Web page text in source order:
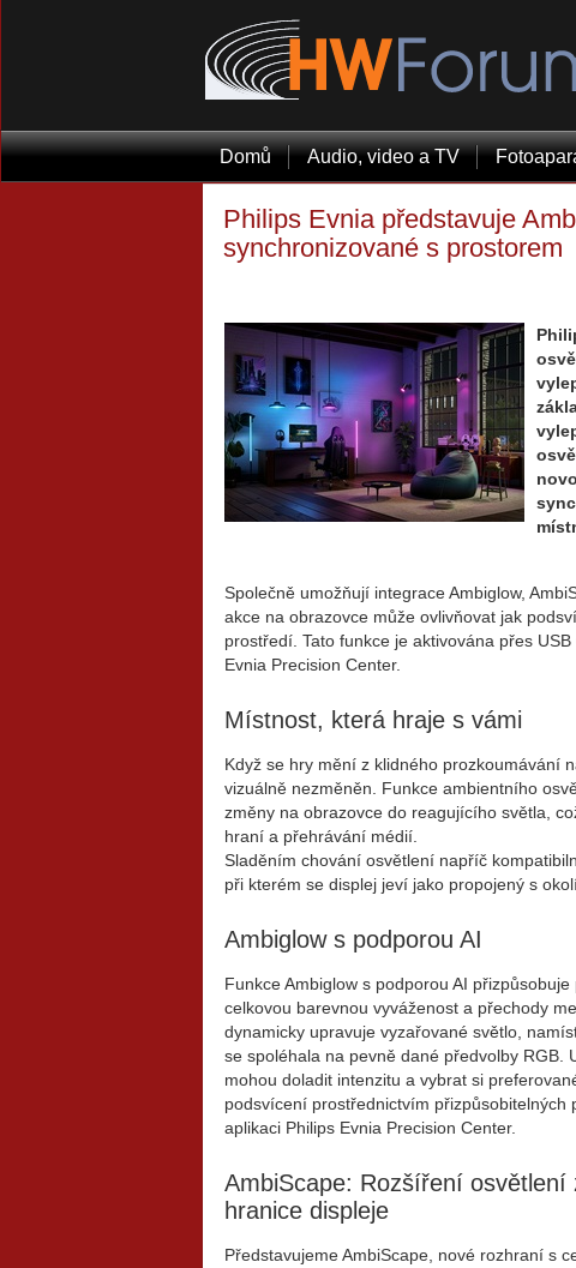
Domů Audio, video a TV
Philips Evnia představuje
synchronizované s prostorem
Společně umožňují integrace Ambiglow,
akce na obrazovce může ovlivňovat jak
prostředí. Tato funkce je aktivována přes
Evnia Precision Center.
Místnost, která hraje s vámi
Když se hry mění z klidného prozkoumávání
vizuálně nezměněn. Funkce ambientního
změny na obrazovce do reagujícího světla,
hraní a přehrávání médií.
Sladěním chování osvětlení napříč
při kterém se displej jeví jako propojený s
Ambiglow s podporou AI
Funkce Ambiglow s podporou AI
celkovou barevnou vyváženost a přechody
dynamicky upravuje vyzařované světlo,
se spoléhala na pevně dané předvolby RGB.
mohou doladit intenzitu a vybrat si
podsvícení prostřednictvím přizpůsobitelných
aplikaci Philips Evnia Precision Center.
AmbiScape: Rozšíření osvětlení
hranice displeje
Představujeme AmbiScape, nové rozhraní s